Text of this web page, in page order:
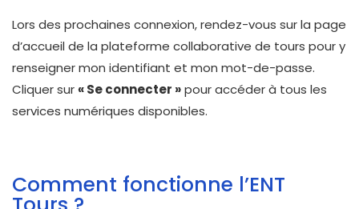
Lors des prochaines connexion, rendez-vous sur la page
d’accueil de la plateforme collaborative de tours pour y
renseigner mon identifiant et mon mot-de-passe.
Cliquer sur« Se connecter »pour accéder à tous les
services numériques disponibles.
Comment fonctionne l’ENT